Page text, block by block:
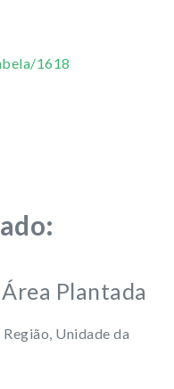
1618
Plantada
Unidade da